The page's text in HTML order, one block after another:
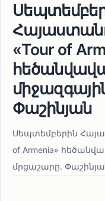
«Tour of
Փաշինյան
Սեպտեմբերին
of Armenia»
մրցաշարը.